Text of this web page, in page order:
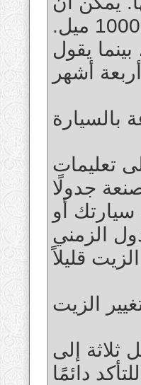
تتراوح الأميال المقترحة في أي مكان من بضعة آلاف إلى 10000 ميل.
يجب أن يحدث كل 5000 ميل ، بينما يقول
بالسيارة
تعليمات
جدولًا
سيارتك أو
الزمني
الزيت
ثلاثة إلى
دائمًا